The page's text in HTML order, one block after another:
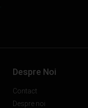
Despre Noi
Contact
Despre noi